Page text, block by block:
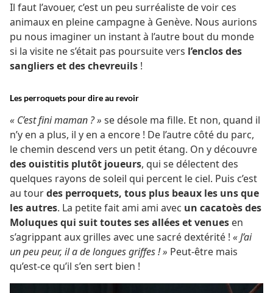
Il faut l’avouer, c’est un peu surréaliste de voir ces
animaux en pleine campagne à Genève. Nous aurions
pu nous imaginer un instant à l’autre bout du monde
si la visite ne s’était pas poursuite vers l’enclos des
sangliers et des chevreuils !
Les perroquets pour dire au revoir
« C’est fini maman ? » se désole ma fille. Et non, quand il
n’y en a plus, il y en a encore ! De l’autre côté du parc,
le chemin descend vers un petit étang. On y découvre
des ouistitis plutôt joueurs, qui se délectent des
quelques rayons de soleil qui percent le ciel. Puis c’est
au tourdes perroquets, tous plus beaux les uns que
les autres. La petite fait ami ami avec un cacatoès des
Moluques qui suit toutes ses allées et venues en
s’agrippant aux grilles avec une sacré dextérité ! « J’ai
un peu peur, il a de longues griffes ! » Peut-être mais
qu’est-ce qu’il s’en sert bien !